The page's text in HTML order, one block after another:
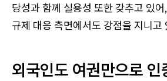
당성과 함께 실용성 또한 갖추고 있
규제 대응 측면에서도 강점을 지니고
외국인도 여권만으로